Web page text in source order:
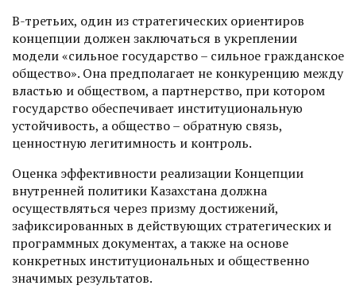
В-третьих, один из стратегических ориентиров
концепции должен заключаться в укреплении
модели «сильное государство – сильное гражданское
общество». Она предполагает не конкуренцию между
властью и обществом, а партнерство, при котором
государство обеспечивает институциональную
устойчивость, а общество – обратную связь,
ценностную легитимность и контроль.
Оценка эффективности реализации Концепции
внутренней политики Казахстана должна
осуществляться через призму достижений,
зафиксированных в действующих стратегических и
прог­раммных документах, а также на основе
конкретных институциональных и общественно
значимых результатов.